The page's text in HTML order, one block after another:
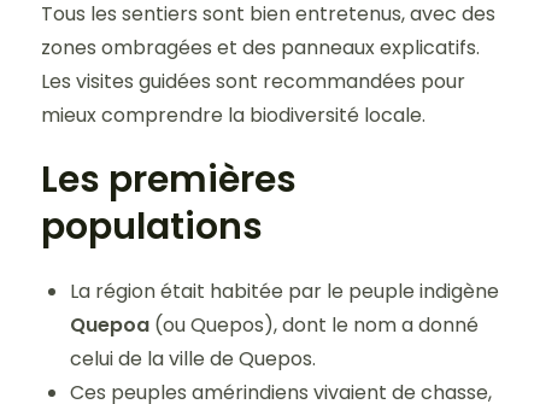
Tous les sentiers sont bien entretenus, avec des
zones ombragées et des panneaux explicatifs.
Les visites guidées sont recommandées pour
mieux comprendre la biodiversité locale.
Les premières
populations
La région était habitée par le peuple indigène
Quepoa (ou Quepos), dont le nom a donné
celui de la ville de Quepos.
Ces peuples amérindiens vivaient de chasse,